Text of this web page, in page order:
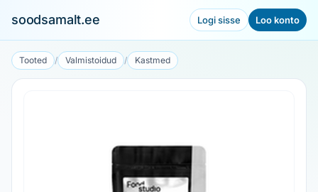
soodsamalt.ee Logi sisse Loo konto
Tooted / Valmistoidud / Kastmed